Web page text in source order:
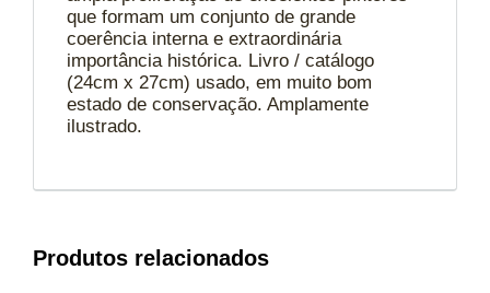
que formam um conjunto de grande
coerência interna e extraordinária
importância histórica. Livro / catálogo
(24cm x 27cm) usado, em muito bom
estado de conservação. Amplamente
ilustrado.
Produtos relacionados